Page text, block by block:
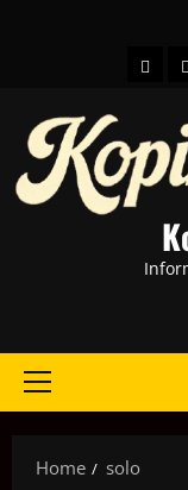
Primary
Home solo